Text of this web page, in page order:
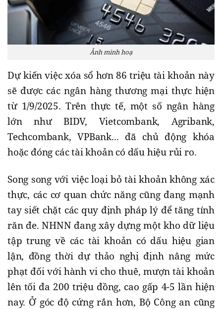
Ảnh minh hoạ
Dự kiến việc xóa sổ hơn 86 triệu tài khoản này
sẽ được các ngân hàng thương mại thực hiện
từ 1/9/2025. Trên thực tế, một số ngân hàng
lớn như BIDV, Vietcombank, Agribank,
Techcombank, VPBank... đã chủ động khóa
hoặc đóng các tài khoản có dấu hiệu rủi ro.
Song song với việc loại bỏ tài khoản không xác
thực, các cơ quan chức năng cũng đang mạnh
tay siết chặt các quy định pháp lý để tăng tính
răn đe. NHNN đang xây dựng một kho dữ liệu
tập trung về các tài khoản có dấu hiệu gian
lận, đồng thời dự thảo nghị định nâng mức
phạt đối với hành vi cho thuê, mượn tài khoản
lên tối đa 200 triệu đồng, cao gấp 4-5 lần hiện
nay. Ở góc độ cứng rắn hơn, Bộ Công an cũng